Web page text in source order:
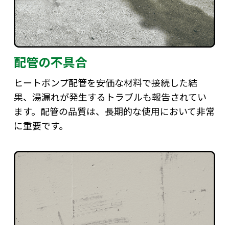
配管の不具合
ヒートポンプ配管を安価な材料で接続した結
果、湯漏れが発生するトラブルも報告されてい
ます。配管の品質は、長期的な使用において非常
に重要です。